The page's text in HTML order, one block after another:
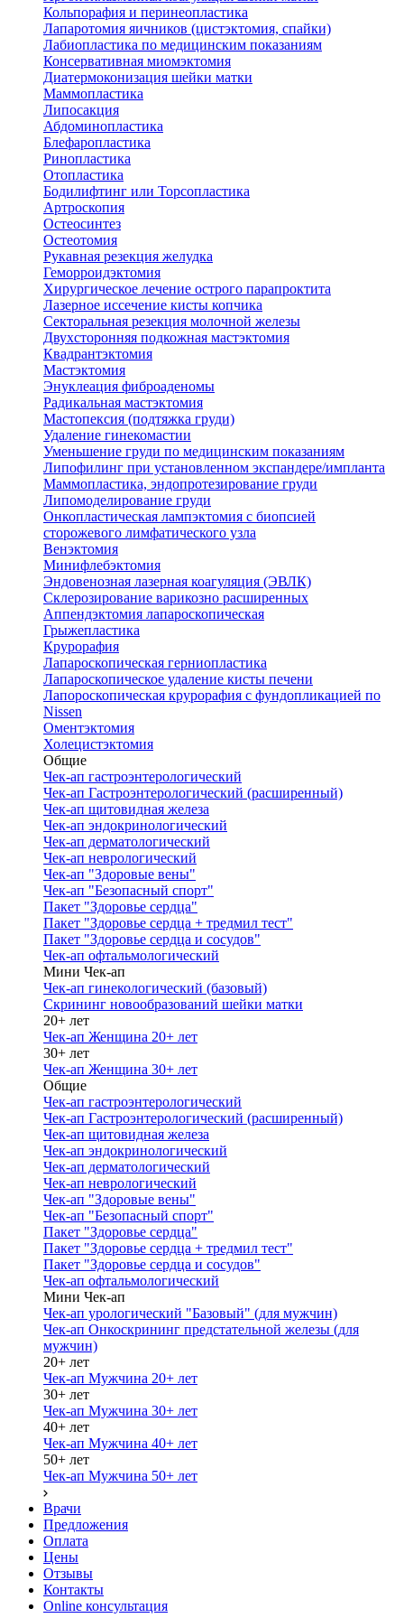
Кольпорафия и перинеопластика
Лапаротомия яичников (цистэктомия, спайки)
Лабиопластика по медицинским показаниям
Консервативная миомэктомия
Диатермоконизация шейки матки
Маммопластика
Липосакция
Абдоминопластика
Блефаропластика
Ринопластика
Отопластика
Бодилифтинг или Торсопластика
Артроскопия
Остеосинтез
Остеотомия
Рукавная резекция желудка
Геморроидэктомия
Хирургическое лечение острого парапроктита
Лазерное иссечение кисты копчика
Секторальная резекция молочной железы
Двухсторонняя подкожная мастэктомия
Квадрантэктомия
Мастэктомия
Энуклеация фиброаденомы
Радикальная мастэктомия
Мастопексия (подтяжка груди)
Удаление гинекомастии
Уменьшение груди по медицинским показаниям
Липофилинг при установленном экспандере/импланта
Маммопластика, эндопротезирование груди
Липомоделирование груди
Онкопластическая лампэктомия с биопсией
сторожевого лимфатического узла
Венэктомия
Минифлебэктомия
Эндовенозная лазерная коагуляция (ЭВЛК)
Склерозирование варикозно расширенных
Аппендэктомия лапароскопическая
Грыжепластика
Крурорафия
Лапароскопическая герниопластика
Лапароскопическое удаление кисты печени
Лапороскопическая крурорафия с фундопликацией по
Nissen
Оментэктомия
Холецистэктомия
Общие
Чек-ап гастроэнтерологический
Чек-ап Гастроэнтерологический (расширенный)
Чек-ап щитовидная железа
Чек-ап эндокринологический
Чек-ап дерматологический
Чек-ап неврологический
Чек-ап "Здоровые вены"
Чек-ап "Безопасный спорт"
Пакет "Здоровье сердца"
Пакет "Здоровье сердца + тредмил тест"
Пакет "Здоровье сердца и сосудов"
Чек-ап офтальмологический
Мини Чек-ап
Чек-ап гинекологический (базовый)
Скрининг новообразований шейки матки
20+ лет
Чек-ап Женщина 20+ лет
30+ лет
Чек-ап Женщина 30+ лет
Общие
Чек-ап гастроэнтерологический
Чек-ап Гастроэнтерологический (расширенный)
Чек-ап щитовидная железа
Чек-ап эндокринологический
Чек-ап дерматологический
Чек-ап неврологический
Чек-ап "Здоровые вены"
Чек-ап "Безопасный спорт"
Пакет "Здоровье сердца"
Пакет "Здоровье сердца + тредмил тест"
Пакет "Здоровье сердца и сосудов"
Чек-ап офтальмологический
Мини Чек-ап
Чек-ап урологический "Базовый" (для мужчин)
Чек-ап Онкоскрининг предстательной железы (для
мужчин)
20+ лет
Чек-ап Мужчина 20+ лет
30+ лет
Чек-ап Мужчина 30+ лет
40+ лет
Чек-ап Мужчина 40+ лет
50+ лет
Чек-ап Мужчина 50+ лет
Врачи
Предложения
Оплата
Цены
Отзывы
Контакты
Online консультация